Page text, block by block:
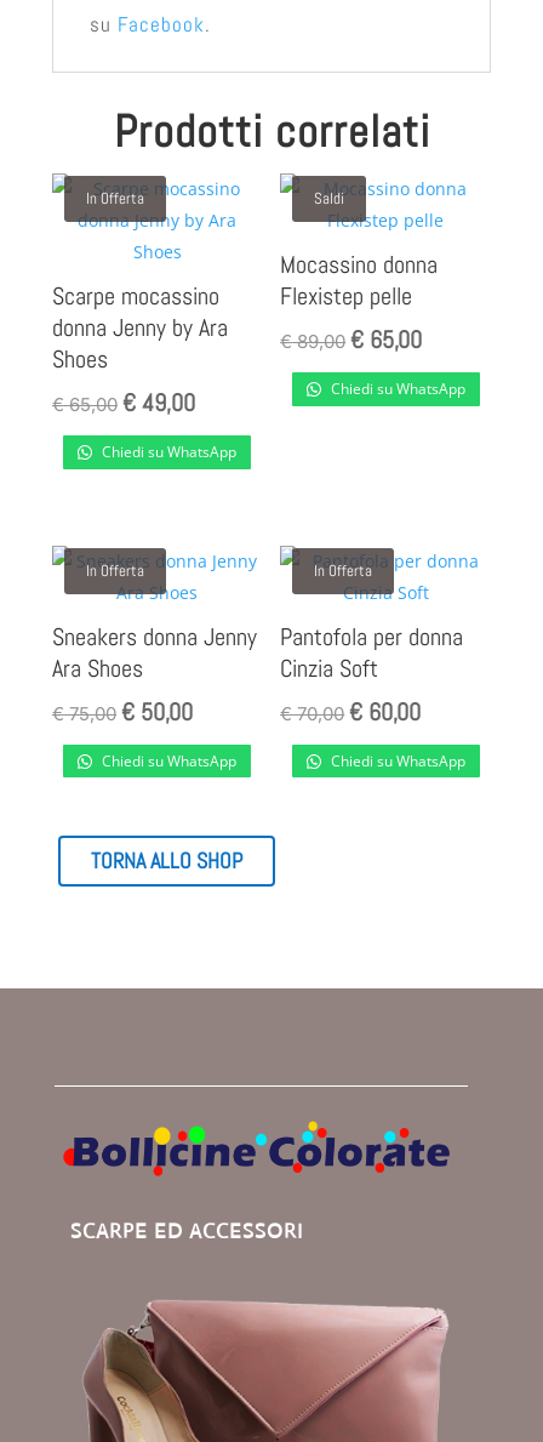
su Facebook.
Prodotti correlati
In Offerta
Scarpe mocassino
donna Jenny by Ara
Shoes
€65,00 Il
prezzo
originale
€49,00Il
prezzo
attuale
Chiedi su WhatsApp
Saldi
Mocassino donna
Flexistep pelle
€89,00Il
prezzo
originale
€ 65,00Il
prezzo
attuale
Chiedi su WhatsApp
In Offerta
Sneakers donna Jenny
Ara Shoes
€75,00 Il
prezzo
originale
€ 75,00.
€50,00Il
prezzo
attuale
€ 50,00.
Chiedi su WhatsApp
In Offerta
Pantofola per donna
Cinzia Soft
€70,00Il
prezzo
originale
€ 60,00Il
prezzo
attuale
Chiedi su WhatsApp
TORNA ALLO SHOP
SCARPE ED ACCESSORI